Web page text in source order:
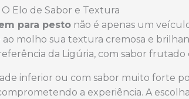
Elo de Sabor e Textura
para pesto não é apenas um
ao molho sua textura cremosa e
da Ligúria, com sabor frutado
inferior ou com sabor muito forte
a experiência. A